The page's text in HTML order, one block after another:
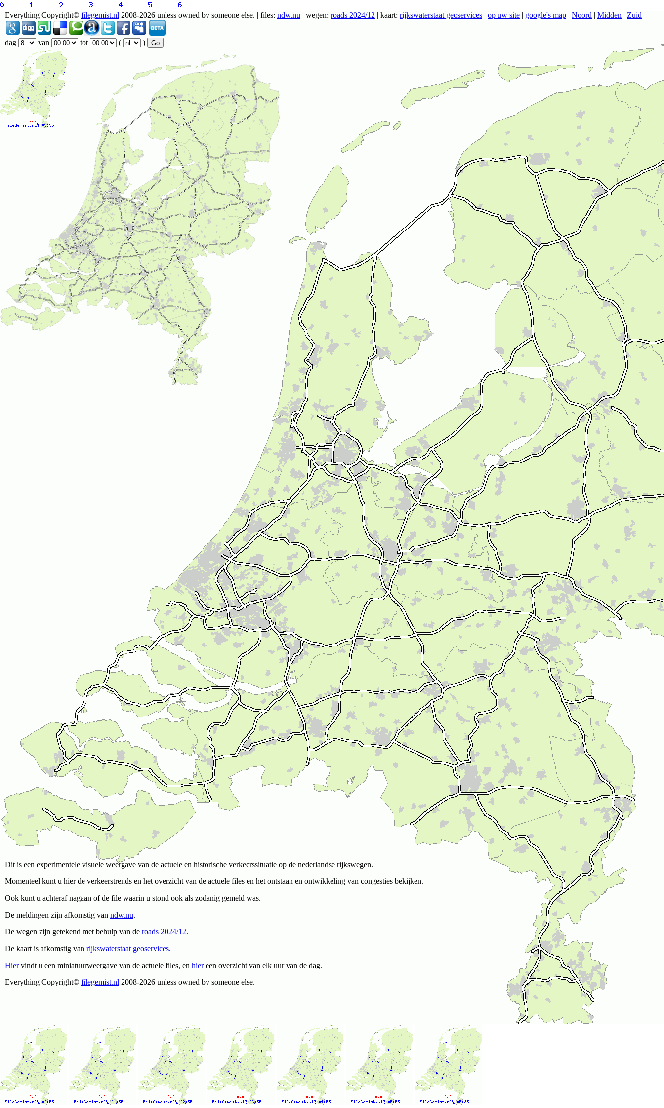
Everything Copyright© filegemist.nl 2008-2026 unless owned by someone else. | files: ndw.nu | wegen: roads 2024/12 | kaart: rijkswaterstaat geoservices | op uw site | google's map | Noord | Midden | Zuid
dag van tot ( )
Dit is een experimentele visuele weergave van de actuele en historische verkeerssituatie op de nederlandse rijkswegen.
Momenteel kunt u hier de verkeerstrends en het overzicht van de actuele files en het ontstaan en ontwikkeling van congesties bekijken.
Ook kunt u achteraf nagaan of de file waarin u stond ook als zodanig gemeld was.
De meldingen zijn afkomstig van ndw.nu.
De wegen zijn getekend met behulp van de roads 2024/12.
De kaart is afkomstig van rijkswaterstaat geoservices.
Hiervindt u een miniatuurweergave van de actuele files, en hiereen overzicht van elk uur van de dag.
Everything Copyright© filegemist.nl 2008-2026 unless owned by someone else.